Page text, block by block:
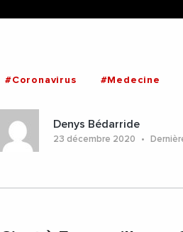
#Coronavirus #Medecine
Denys Bédarride
23 décembre 2020